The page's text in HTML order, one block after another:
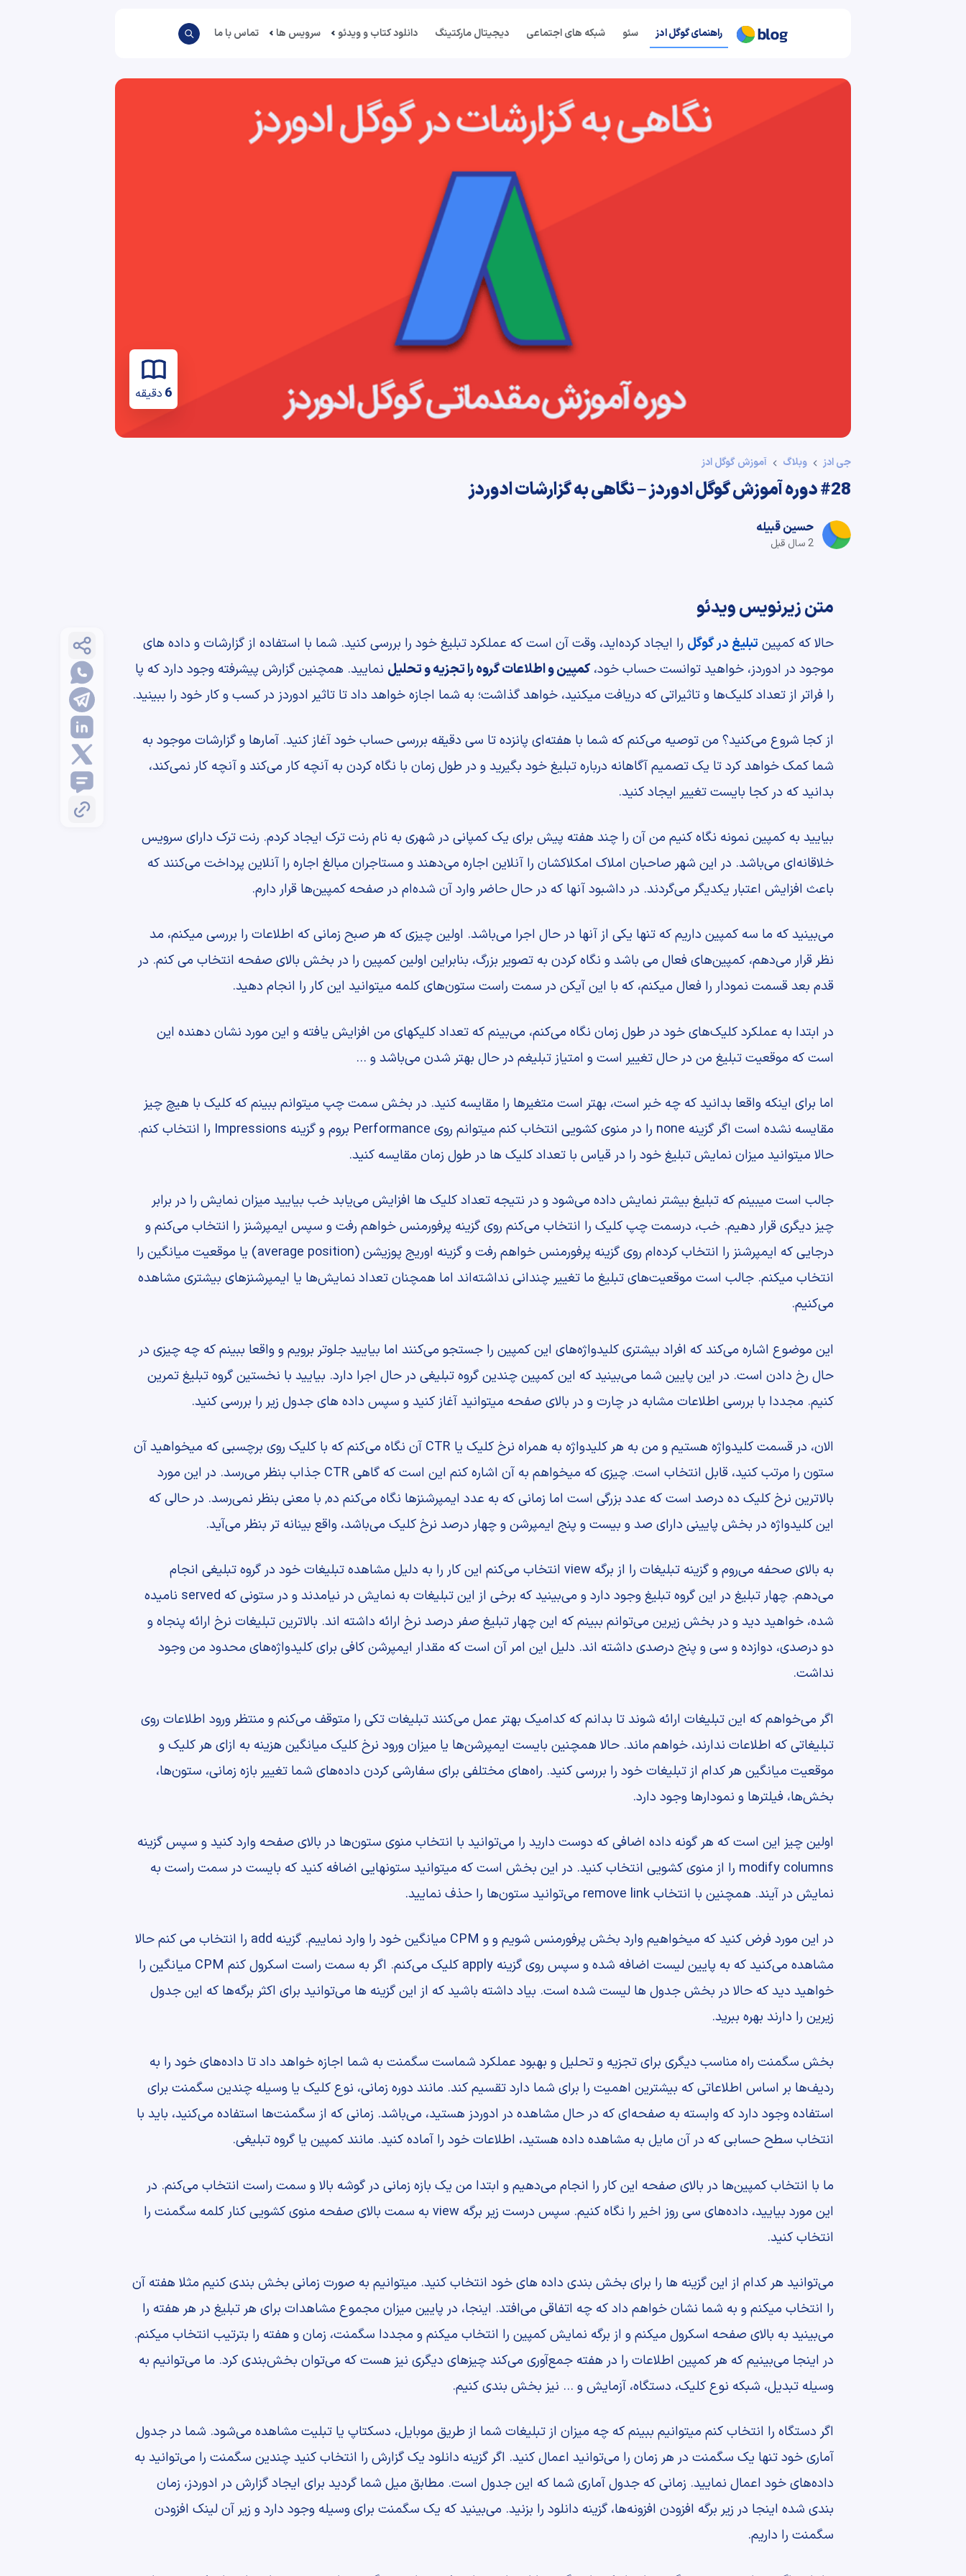
راهنمای گوگل ادز سئو شبکه های اجتماعی دیجیتال مارکتینگ دانلود کتاب و ویدئو سرویس ها تماس با ما
6 دقیقه
جی ادز وبلاگ آموزش گوگل ادز
#28 دوره آموزش گوگل ادوردز – نگاهی به گزارشات ادوردز
حسین قبیله
2 سال قبل
متن زیرنویس ویدئو
حالا که کمپین تبلیغ در گوگل را ایجاد کرده‌اید، وقت آن است که عملکرد تبلیغ خود را بررسی کنید. شما با استفاده از گزارشات و داده های
موجود در ادوردز، خواهید توانست حساب خود،کمپین و اطلاعات گروه را تجزیه و تحلیل نمایید. همچنین گزارش پیشرفته وجود دارد که پا
را فراتر از تعداد کلیک‌ها و تاثیراتی که دریافت میکنید، خواهد گذاشت؛ به شما اجازه خواهد داد تا تاثیر ادوردز در کسب و کار خود را ببینید.
از کجا شروع می‌کنید؟ من توصیه می‌کنم که شما با هفته‌ای پانزده تا سی دقیقه بررسی حساب خود آغاز کنید. آمارها و گزارشات موجود به
شما کمک خواهد کرد تا یک تصمیم آگاهانه درباره تبلیغ خود بگیرید و در طول زمان با نگاه کردن به آنچه کار می‌کند و آنچه کار نمی‌کند،
بدانید که در کجا بایست تغییر ایجاد کنید.
بیایید به کمپین نمونه نگاه کنیم من آن را چند هفته پیش برای یک کمپانی در شهری به نام رنت ترک ایجاد کردم. رنت ترک دارای سرویس
خلاقانه‌ای می‌باشد. در این شهر صاحبان املاک امکلاکشان را آنلاین اجاره می‌دهند و مستاجران مبالغ اجاره را آنلاین پرداخت می‌کنند که
باعث افزایش اعتبار یکدیگر می‌گردند. در داشبود آنها که در حال حاضر وارد آن شده‌ام در صفحه کمپین‌ها قرار دارم.
می‌بینید که ما سه کمپین داریم که تنها یکی از آنها در حال اجرا می‌باشد. اولین چیزی که هر صبح زمانی که اطلاعات را بررسی میکنم، مد
نظر قرار می‌دهم، کمپین‌های فعال می باشد و نگاه کردن به تصویر بزرگ، بنابراین اولین کمپین را در بخش بالای صفحه انتخاب می کنم. در
قدم بعد قسمت نمودار را فعال میکنم، که با این آیکن در سمت راست ستون‌های کلمه میتوانید این کار را انجام دهید.
در ابتدا به عملکرد کلیک‌های خود در طول زمان نگاه می‌کنم، می‌بینم که تعداد کلیکهای من افزایش یافته و این مورد نشان دهنده این
است که موقعیت تبلیغ من در حال تغییر است و امتیاز تبلیغم در حال بهتر شدن می‌باشد و …
اما برای اینکه واقعا بدانید که چه خبر است، بهتر است متغیرها را مقایسه کنید. در بخش سمت چپ میتوانم ببینم که کلیک با هیچ چیز
مقایسه نشده است اگر گزینه none را در منوی کشویی انتخاب کنم میتوانم روی Performance بروم و گزینه Impressions را انتخاب کنم.
حالا میتوانید میزان نمایش تبلیغ خود را در قیاس با تعداد کلیک ها در طول زمان مقایسه کنید.
جالب است میبینم که تبلیغ بیشتر نمایش داده می‌شود و در نتیجه تعداد کلیک ها افزایش می‌یابد خب بیایید میزان نمایش را در برابر
چیز دیگری قرار دهیم. خب، درسمت چپ کلیک را انتخاب می‌کنم روی گزینه پرفورمنس خواهم رفت و سپس ایمپرشنز را انتخاب می‌کنم و
درجایی که ایمپرشنز را انتخاب کرده‌ام روی گزینه پرفورمنس خواهم رفت و گزینه اوریج پوزیشن (average position) یا موقعیت میانگین را
انتخاب میکنم. جالب است موقعیت‌های تبلیغ ما تغییر چندانی نداشته‌اند اما همچنان تعداد نمایش‌ها یا ایمپرشنزهای بیشتری مشاهده
می‌کنیم.
این موضوع اشاره می‌کند که افراد بیشتری کلیدواژه‌های این کمپین را جستجو می‌کنند اما بیایید جلوتر برویم و واقعا ببینم که چه چیزی در
حال رخ دادن است. در این پایین شما می‌بینید که این کمپین چندین گروه تبلیغی در حال اجرا دارد. بیایید با نخستین گروه تبلیغ تمرین
کنیم. مجددا با بررسی اطلاعات مشابه در چارت و در بالای صفحه میتوانید آغاز کنید و سپس داده های جدول زیر را بررسی کنید.
الان، در قسمت کلیدواژه هستیم و من به هر کلیدواژه به همراه نرخ کلیک یا CTR آن نگاه می‌کنم که با کلیک روی برچسبی که میخواهید آن
ستون را مرتب کنید، قابل انتخاب است. چیزی که میخواهم به آن اشاره کنم این است که گاهی CTR جذاب بنظر می‌رسد. در این مورد
بالاترین نرخ کلیک ده درصد است که عدد بزرگی است اما زمانی که به عدد ایمپرشنزها نگاه می‌کنم ده, با معنی بنظر نمی‌رسد. در حالی که
این کلیدواژه در بخش پایینی دارای صد و بیست و پنج ایمپرشن و چهار درصد نرخ کلیک می‌باشد، واقع بینانه تر بنظر می‌آید.
به بالای صحفه می‌روم و گزینه تبلیغات را از برگه view انتخاب می‌کنم این کار را به دلیل مشاهده تبلیغات خود در گروه تبلیغی انجام
می‌دهم. چهار تبلیغ در این گروه تبلیغ وجود دارد و می‌بینید که برخی از این تبلیغات به نمایش در نیامدند و در ستونی که served نامیده
شده، خواهید دید و در بخش زیرین می‌توانم ببینم که این چهار تبلیغ صفر درصد نرخ ارائه داشته اند. بالاترین تبلیغات نرخ ارائه پنجاه و
دو درصدی، دوازده و سی و پنج درصدی داشته اند. دلیل این امر آن است که مقدار ایمپرشن کافی برای کلیدواژه‌های محدود من وجود
نداشت.
اگر می‌خواهم که این تبلیغات ارائه شوند تا بدانم که کدامیک بهتر عمل می‌کنند تبلیغات تکی را متوقف می‌کنم و منتظر ورود اطلاعات روی
تبلیغاتی که اطلاعات ندارند، خواهم ماند. حالا همچنین بایست ایمپرشن‌ها یا میزان ورود نرخ کلیک میانگین هزینه به ازای هر کلیک و
موقعیت میانگین هر کدام از تبلیغات خود را بررسی کنید. راه‌های مختلفی برای سفارشی کردن داده‌های شما تغییر بازه زمانی، ستون‌ها،
بخش‌ها، فیلترها و نمودارها وجود دارد.
اولین چیز این است که هر گونه داده اضافی که دوست دارید را می‌توانید با انتخاب منوی ستون‌ها در بالای صفحه وارد کنید و سپس گزینه
modify columns را از منوی کشویی انتخاب کنید. در این بخش است که میتوانید ستونهایی اضافه کنید که بایست در سمت راست به
نمایش در آیند. همچنین با انتخاب remove link می‌توانید ستون‌ها را حذف نمایید.
در این مورد فرض کنید که میخواهیم وارد بخش پرفورمنس شویم و و CPM میانگین خود را وارد نماییم. گزینه add را انتخاب می کنم حالا
مشاهده می‌کنید که به پایین لیست اضافه شده و سپس روی گزینه apply کلیک می‌کنم. اگر به سمت راست اسکرول کنم CPM میانگین را
خواهید دید که حالا در بخش جدول ها لیست شده است. بیاد داشته باشید که از این گزینه ها می‌توانید برای اکثر برگه‌ها که این جدول
زیرین را دارند بهره ببرید.
بخش سگمنت راه مناسب دیگری برای تجزیه و تحلیل و بهبود عملکرد شماست سگمنت به شما اجازه خواهد داد تا داده‌های خود را به
ردیف‌ها بر اساس اطلاعاتی که بیشترین اهمیت را برای شما دارد تقسیم کند. مانند دوره زمانی، نوع کلیک یا وسیله چندین سگمنت برای
استفاده وجود دارد که وابسته به صفحه‌ای که در حال مشاهده در ادوردز هستید، می‌باشد. زمانی که از سگمنت‌ها استفاده می‌کنید، باید با
انتخاب سطح حسابی که در آن مایل به مشاهده داده هستید، اطلاعات خود را آماده کنید. مانند کمپین یا گروه تبلیغی.
ما با انتخاب کمپین‌ها در بالای صفحه این کار را انجام می‌دهیم و ابتدا من یک بازه زمانی در گوشه بالا و سمت راست انتخاب می‌کنم. در
این مورد بیایید، داده‌های سی روز اخیر را نگاه کنیم. سپس درست زیر برگه view به سمت بالای صفحه منوی کشویی کنار کلمه سگمنت را
انتخاب کنید.
می‌توانید هر کدام از این گزینه ها را برای بخش بندی داده های خود انتخاب کنید. میتوانیم به صورت زمانی بخش بندی کنیم مثلا هفته آن
را انتخاب میکنم و به شما نشان خواهم داد که چه اتفاقی می‌افتد. اینجا، در پایین میزان مجموع مشاهدات برای هر تبلیغ در هر هفته را
می‌بینید به بالای صفحه اسکرول میکنم و از برگه نمایش کمپین را انتخاب میکنم و مجددا سگمنت، زمان و هفته را بترتیب انتخاب میکنم.
در اینجا می‌بینیم که هر کمپین اطلاعات را در هفته جمع‌آوری می‌کند چیزهای دیگری نیز هست که می‌توان بخش‌بندی کرد. ما می‌توانیم به
وسیله تبدیل، شبکه نوع کلیک، دستگاه، آزمایش و … نیز بخش بندی کنیم.
اگر دستگاه را انتخاب کنم میتوانیم ببینم که چه میزان از تبلیغات شما از طریق موبایل، دسکتاپ یا تبلیت مشاهده می‌شود. شما در جدول
آماری خود تنها یک سگمنت در هر زمان را می‌توانید اعمال کنید. اگر گزینه دانلود یک گزارش را انتخاب کنید چندین سگمنت را می‌توانید به
داده‌های خود اعمال نمایید. زمانی که جدول آماری شما که این جدول است. مطابق میل شما گردید برای ایجاد گزارش در ادوردز، زمان
بندی شده اینجا در زیر برگه افزودن افزونه‌ها، گزینه دانلود را بزنید. می‌بینید که یک سگمنت برای وسیله وجود دارد و زیر آن لینک افزودن
سگمنت را داریم.